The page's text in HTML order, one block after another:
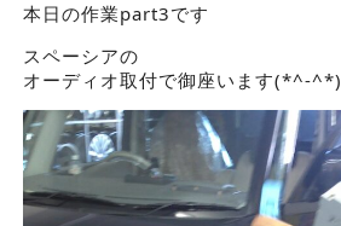
本日の作業part3です
スペーシアの
オーディオ取付で御座います(*^-^*)